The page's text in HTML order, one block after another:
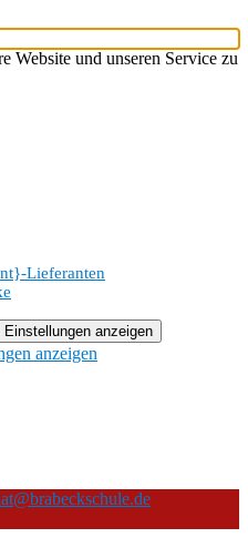
Website und unseren Service zu
Lieferanten
Einstellungen anzeigen
anzeigen